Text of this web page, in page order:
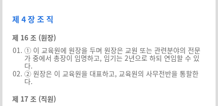
제 4 장 조 직
제 16 조 (원장)
① 이 교육원에 원장을 두며 원장은 교원 또는 관련분야의 전문
가 중에서 총장이 임명하고, 임기는 2년으로 하되 연임할 수 있
다.
② 원장은 이 교육원을 대표하고, 교육원의 사무전반을 통할한
다.
제 17 조 (직원)